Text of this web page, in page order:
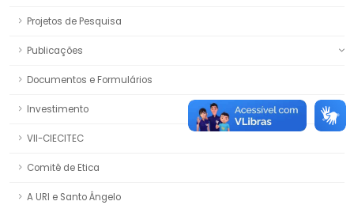
Projetos de Pesquisa
Publicações
Documentos e Formulários
Investimento
VII-CIECITEC
Comitê de Etica
A URI e Santo Ângelo